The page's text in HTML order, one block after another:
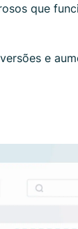
que
e